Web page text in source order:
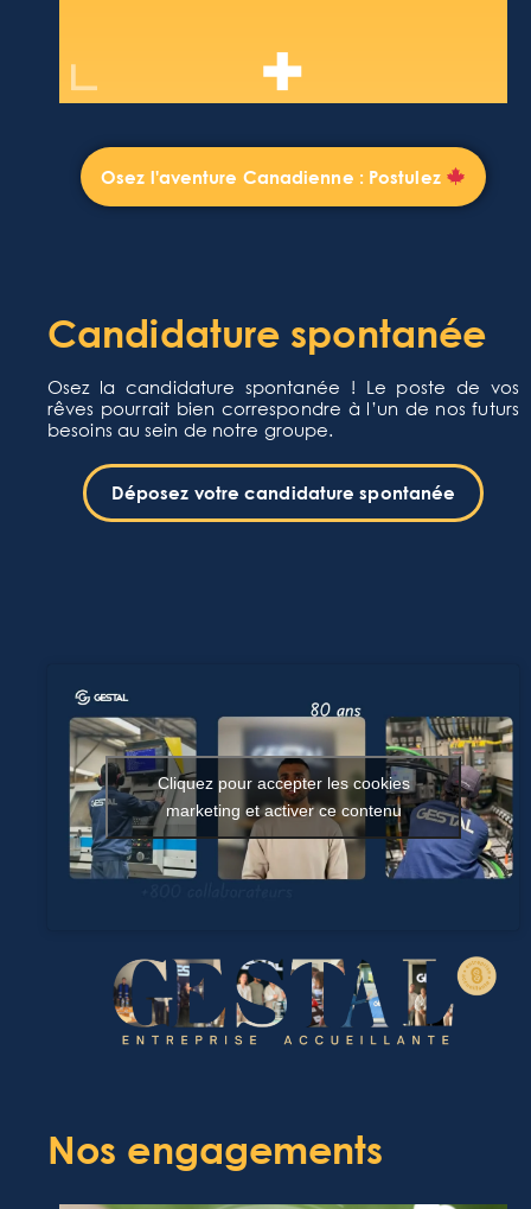
Osez l'aventure Canadienne : Postulez
Candidature spontanée​
Osez la candidature spontanée ! Le poste de vos
rêves pourrait bien correspondre à l’un de nos futurs
besoins au sein de notre groupe.
Déposez votre candidature spontanée
Cliquez pour accepter les cookies
marketing et activer ce contenu
Nos engagements